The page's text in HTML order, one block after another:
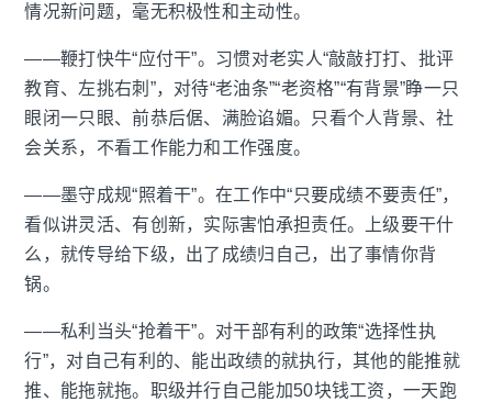
情况新问题，毫无积极性和主动性。
——鞭打快牛“应付干”。习惯对老实人“敲敲打打、批评
教育、左挑右刺”，对待“老油条”“老资格”“有背景”睁一只
眼闭一只眼、前恭后倨、满脸谄媚。只看个人背景、社
会关系，不看工作能力和工作强度。
——墨守成规“照着干”。在工作中“只要成绩不要责任”，
看似讲灵活、有创新，实际害怕承担责任。上级要干什
么，就传导给下级，出了成绩归自己，出了事情你背
锅。
——私利当头“抢着干”。对干部有利的政策“选择性执
行”，对自己有利的、能出政绩的就执行，其他的能推就
推、能拖就拖。职级并行自己能加50块钱工资，一天跑